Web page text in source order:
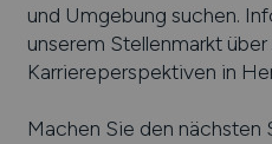
und Umgebung suchen.
unserem Stellenmarkt
Karriereperspektiven in
Machen Sie den nächsten